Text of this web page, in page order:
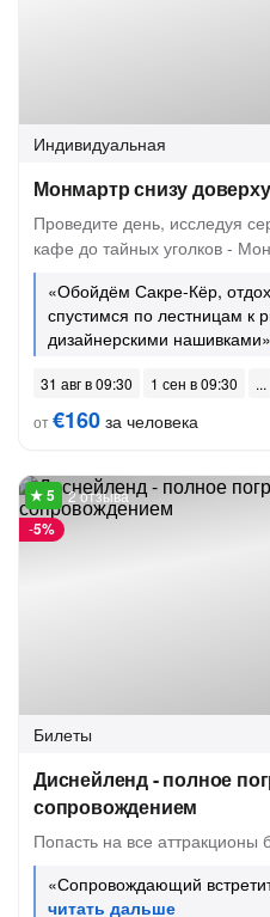
Индивидуальная
Монмартр снизу доверху
Проведите день, исследуя
кафе до тайных уголков -
«Обойдём Сакре-Кёр,
спустимся по лестницам к
дизайнерскими нашивками»
31 авг в 09:30
1 сен в 09:30
от€160 за человека
-5%
2 отзыва
Билеты
Диснейленд - полное
сопровождением
Попасть на все аттракционы
«Сопровождающий